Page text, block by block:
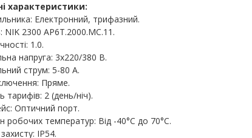
В кошик
характеристики:
Електронний, трифазний.
NIK 2300 AP6Т.2000.МC.11.
1.0.
напруга: 3x220/380 В.
струм: 5-80 А.
Пряме.
тарифів: 2 (день/ніч).
Оптичний порт.
робочих температур: Від -40°C до 70°C.
IP54.